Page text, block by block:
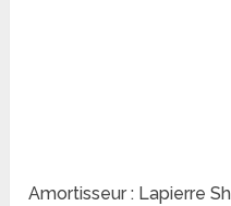
Amortisseur : Lapierre